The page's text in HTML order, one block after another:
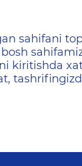
не
sahifani
kiritishda